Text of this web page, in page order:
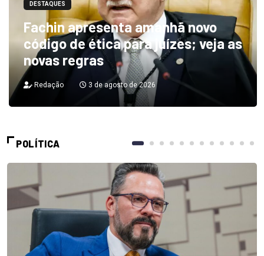
DESTAQUES
Fachin apresenta amanhã novo
código de ética para juízes; veja as
novas regras
Redação 3 de agosto de 2026
POLÍTICA